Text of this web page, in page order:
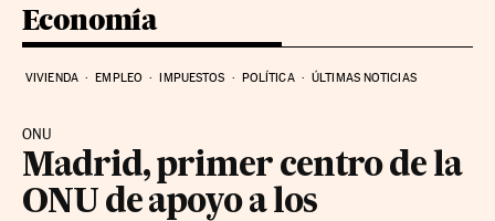
Economía
VIVIENDA EMPLEO IMPUESTOS POLÍTICA ÚLTIMAS NOTICIAS
ONU
Madrid, primer centro de la
ONU de apoyo a los